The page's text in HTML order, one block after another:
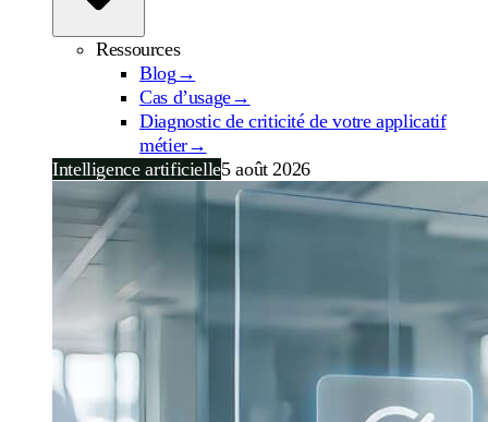
Ressources
Blog →
Cas d’usage→
Diagnostic de criticité de votre applicatif
métier→
Intelligence artificielle5 août 2026